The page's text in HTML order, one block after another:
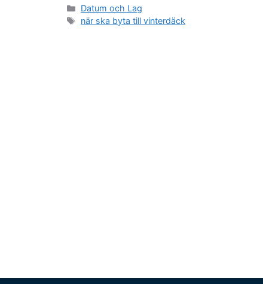
Kategorier
Datum och Lag
Etiketter
när ska byta till vinterdäck